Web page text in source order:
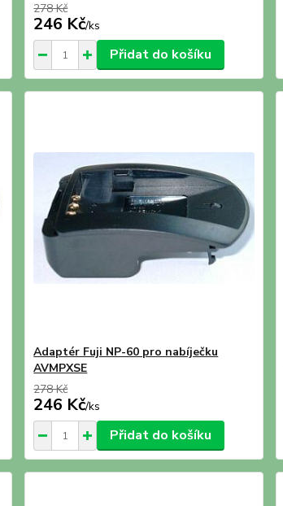
278 Kč
246 Kč/ks
Přidat do košíku
Adaptér Fuji NP-60 pro nabíječku
AVMPXSE
278 Kč
246 Kč/ks
Přidat do košíku